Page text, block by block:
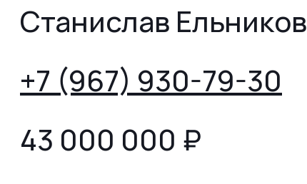
Станислав Ельников
+7 (967) 930-79-30
43 000 000 ₽